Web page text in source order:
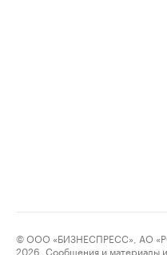
© ООО «БИЗНЕСПРЕСС», АО
2026. Сообщения и материалы